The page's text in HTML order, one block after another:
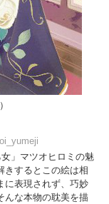
」マツオヒロミの魅
するとこの絵は相
に表現されず、巧妙
んな本物の耽美を描